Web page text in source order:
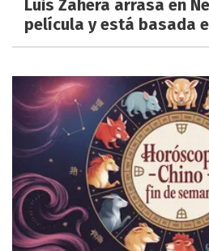
Luis Zahera arrasa en
película y está basada